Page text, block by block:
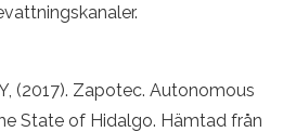
(2017). Zapotec. Autonomous
State of Hidalgo. Hämtad från